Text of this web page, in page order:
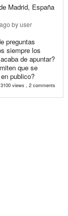
Madrid, España
by user
preguntas
siempre los
de apuntar?
que se
publico?
3100 views , 2 comments